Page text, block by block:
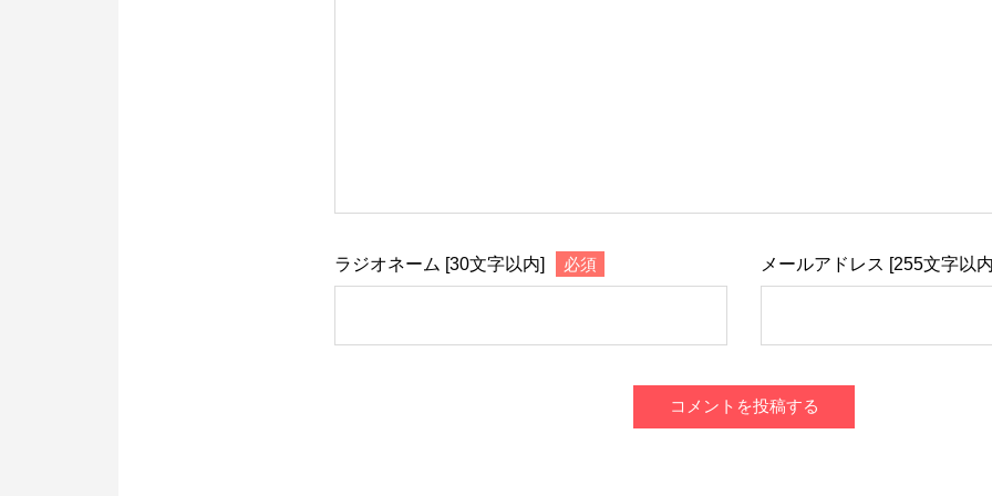
ラジオネーム [30文字以内] 必須 メールアドレス [255文字以
コメントを投稿する